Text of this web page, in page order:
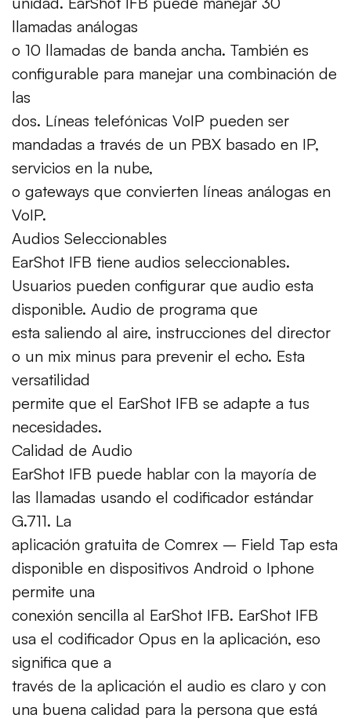
llamadas análogas
o 10 llamadas de banda ancha. También es
configurable para manejar una combinación de
las
dos. Líneas telefónicas VoIP pueden ser
mandadas a través de un PBX basado en IP,
servicios en la nube,
o gateways que convierten líneas análogas en
VoIP.
Audios Seleccionables
EarShot IFB tiene audios seleccionables.
Usuarios pueden configurar que audio esta
disponible. Audio de programa que
esta saliendo al aire, instrucciones del director
o un mix minus para prevenir el echo. Esta
versatilidad
permite que el EarShot IFB se adapte a tus
necesidades.
Calidad de Audio
EarShot IFB puede hablar con la mayoría de
las llamadas usando el codificador estándar
G.711. La
aplicación gratuita de Comrex – Field Tap esta
disponible en dispositivos Android o Iphone
permite una
conexión sencilla al EarShot IFB. EarShot IFB
usa el codificador Opus en la aplicación, eso
significa que a
través de la aplicación el audio es claro y con
una buena calidad para la persona que está